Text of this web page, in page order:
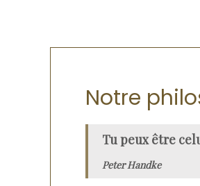
Notre
Tu peux être
Peter Handke